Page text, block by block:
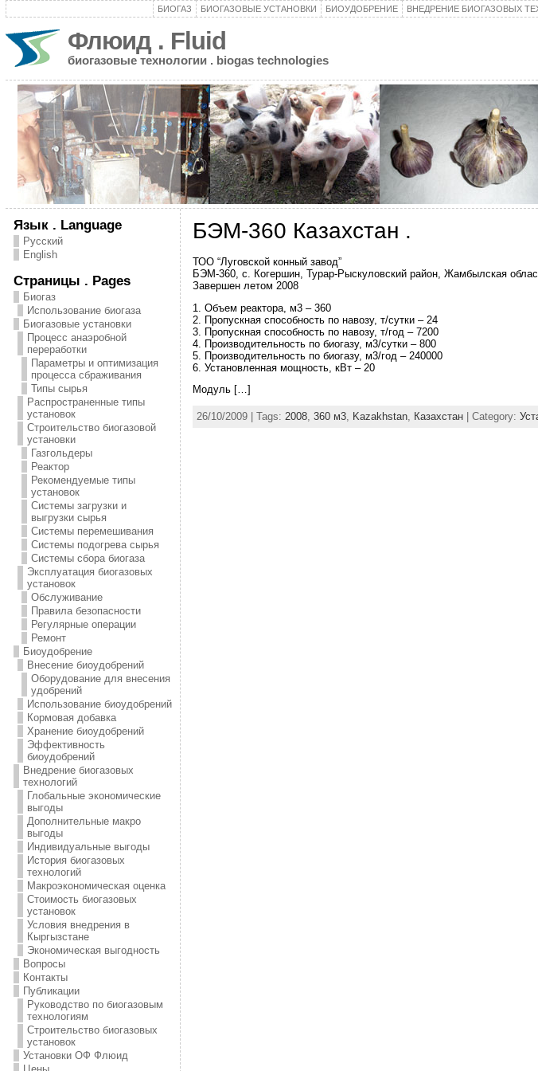
БИОГАЗ БИОГАЗОВЫЕ УСТАНОВКИ БИОУДОБРЕНИЕ ВНЕДРЕНИЕ БИОГАЗОВЫХ
Флюид . Fluid
биогазовые технологии . biogas technologies
Язык . Language
Русский
English
Страницы . Pages
Биогаз
Использование биогаза
Биогазовые установки
Процесс анаэробной
переработки
Параметры и оптимизация
процесса сбраживания
Типы сырья
Распространенные типы
установок
Строительство биогазовой
установки
Газгольдеры
Реактор
Рекомендуемые типы
установок
Системы загрузки и
выгрузки сырья
Системы перемешивания
Системы подогрева сырья
Системы сбора биогаза
Эксплуатация биогазовых
установок
Обслуживание
Правила безопасности
Регулярные операции
Ремонт
Биоудобрение
Внесение биоудобрений
Оборудование для внесения
удобрений
Использование биоудобрений
Кормовая добавка
Хранение биоудобрений
Эффективность
биоудобрений
Внедрение биогазовых
технологий
Глобальные экономические
выгоды
Дополнительные макро
выгоды
Индивидуальные выгоды
История биогазовых
технологий
Макроэкономическая оценка
Стоимость биогазовых
установок
Условия внедрения в
Кыргызстане
Экономическая выгодность
Вопросы
Контакты
Публикации
Руководство по биогазовым
технологиям
Строительство биогазовых
установок
Установки ОФ Флюид
БЭМ-360 Казахстан .
ТОО “Луговской конный завод”
БЭМ-360, с. Когершин, Турар-Рыскуловский район, Жамбылская
Завершен летом 2008
1. Объем реактора, м3 – 360
2. Пропускная способность по навозу, т/сутки – 24
3. Пропускная способность по навозу, т/год – 7200
4. Производительность по биогазу, м3/сутки – 800
5. Производительность по биогазу, м3/год – 240000
6. Установленная мощность, кВт – 20
Модуль […]
26/10/2009 | Tags: 2008, 360 м3, Kazakhstan, Казахстан| Category: